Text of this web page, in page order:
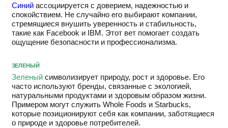
Синийассоциируется с доверием, надежностью и
спокойствием. Не случайно его выбирают компании,
стремящиеся внушить уверенность и стабильность,
такие как Facebook и ІВМ. Этот вет помогает создать
ощущение безопасности и профессионализма.
ЗЕЛЕНЫЙ
Зеленыйсимволизирует природу, рост и здоровье. Его
часто используют бренды, связанные с экологией,
натуральными продуктами и здоровым образом жизни.
Примером могут служить Whole Foods и Starbucks,
которые позиционируют себя как компании, заботящиеся
о природе и здоровье потребителей.